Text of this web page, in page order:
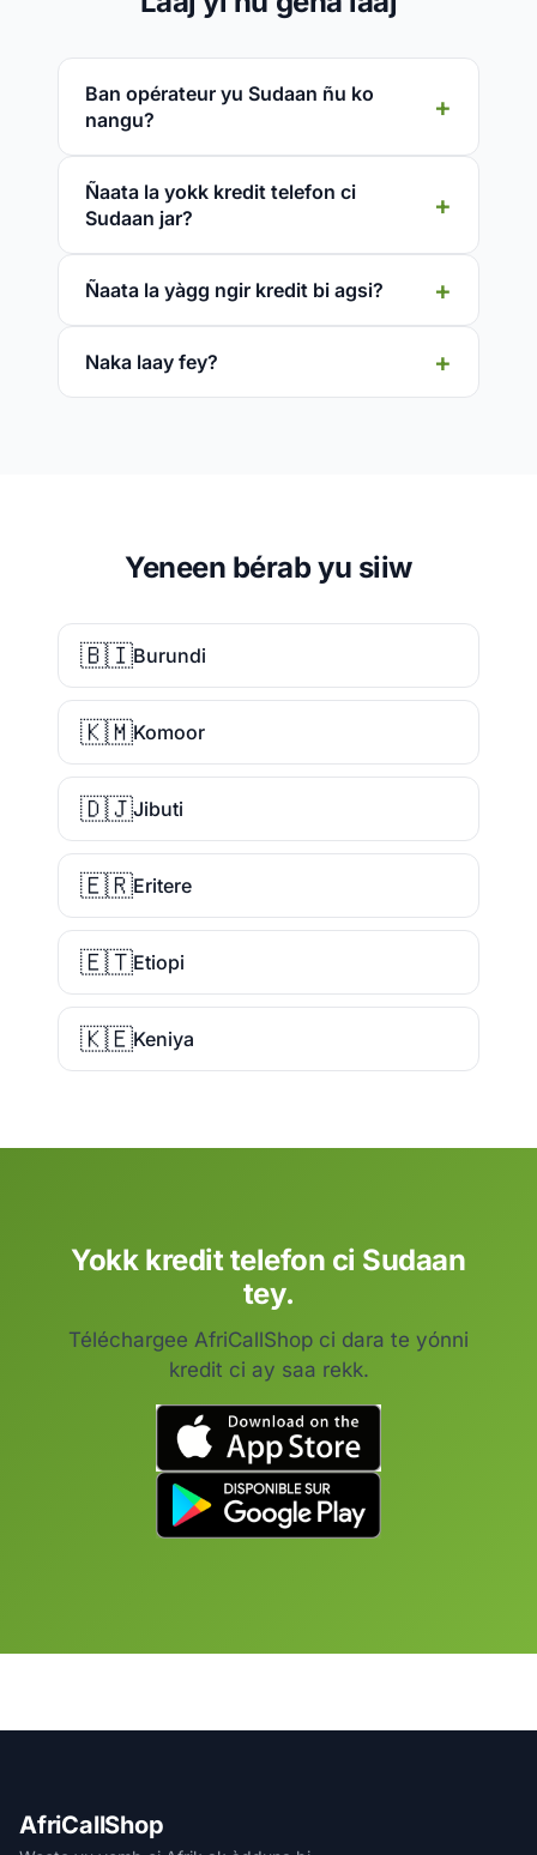
Ban opérateur yu Sudaan ñu ko
nangu?
Ñaata la yokk kredit telefon ci
Sudaan jar?
Ñaata la yàgg ngir kredit bi agsi?
Naka laay fey?
Yeneen bérab yu siiw
🇧🇮Burundi
🇰🇲Komoor
🇩🇯Jibuti
🇪🇷Eritere
🇪🇹Etiopi
🇰🇪Keniya
Yokk kredit telefon ci Sudaan
tey.
Téléchargee AfriCallShop ci dara te yónni
kredit ci ay saa rekk.
AfriCallShop